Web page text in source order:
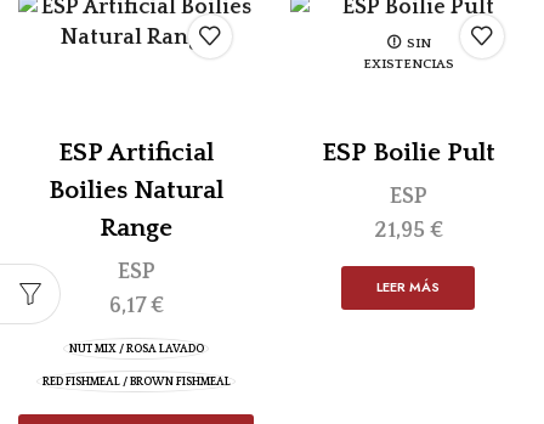
ESP Artificial
Boilies Natural
Range
ESP
6,17€
NUT MIX / ROSA LAVADO
RED FISHMEAL / BROWN FISHMEAL
SIN
EXISTENCIAS
ESP Boilie Pult
ESP
21,95 €
LEER MÁS